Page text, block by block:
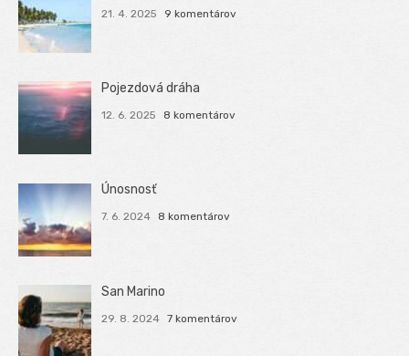
21. 4. 2025 9 komentárov
Pojezdová dráha
12. 6. 2025 8 komentárov
Únosnosť
7. 6. 2024 8 komentárov
San Marino
29. 8. 2024 7 komentárov